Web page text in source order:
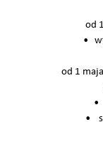
od
•
od 1
•
•